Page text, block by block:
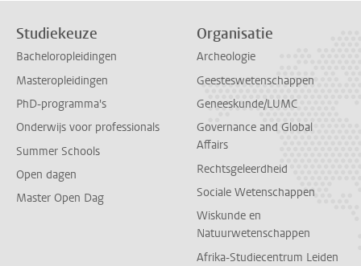
Studiekeuze
Bacheloropleidingen
Masteropleidingen
PhD-programma's
Onderwijs voor professionals
Summer Schools
Open dagen
Master Open Dag
Organisatie
Archeologie
Geesteswetenschappen
Geneeskunde/LUMC
Governance and Global
Affairs
Rechtsgeleerdheid
Sociale Wetenschappen
Wiskunde en
Natuurwetenschappen
Afrika-Studiecentrum Leiden